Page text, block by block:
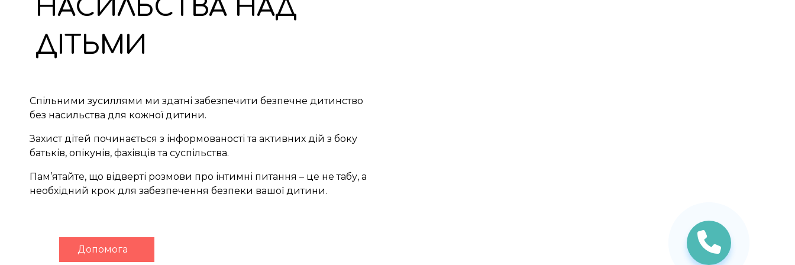
НАСИЛЬСТВА НАД
ДІТЬМИ
Спільними зусиллями ми здатні забезпечити безпечне дитинство
без насильства для кожної дитини.
Захист дітей починається з інформованості та активних дій з боку
батьків, опікунів, фахівців та суспільства.
Пам’ятайте, що відверті розмови про інтимні питання – це не табу, а
необхідний крок для забезпечення безпеки вашої дитини.
Допомога